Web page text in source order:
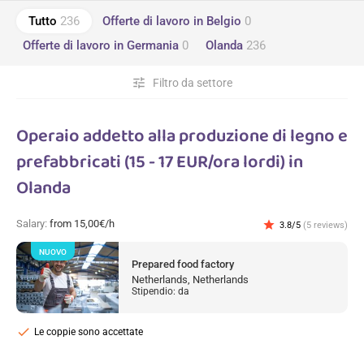
Tutto 236 Offerte di lavoro in Belgio 0
Offerte di lavoro in Germania 0 Olanda 236
Filtro da settore
tune
Operaio addetto alla produzione di legno e
prefabbricati (15 - 17 EUR/ora lordi) in
Olanda
Salary: from 15,00€/h star 3.8/5 (5 reviews)
Prepared food factory
Netherlands, Netherlands
Stipendio: da
Le coppie sono accettate
check
NUOVO